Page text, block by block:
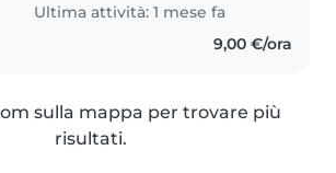
Ultima attività: 1 mese fa
9,00 €/ora
sulla mappa per trovare più
risultati.